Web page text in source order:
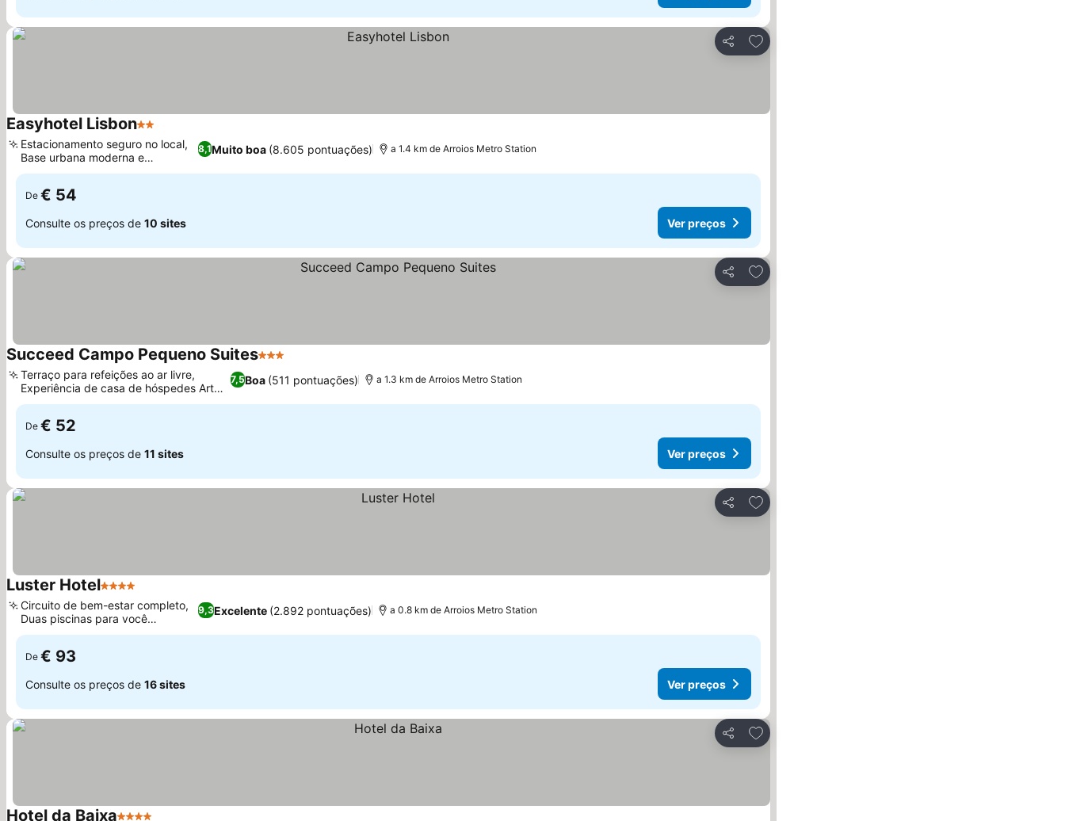
Partilhar
Adicionar aos favoritos
Easyhotel Lisbon2 Estrelas
8,1Muito boa (8.605 pontuações)
Estacionamento seguro no local,
Base urbana moderna e
minimalista
a 1.4 km de Arroios Metro Station
De € 54
Consulte os preços de 10 sites Ver preços
Partilhar
Adicionar aos favoritos
Succeed Campo Pequeno Suites3 Estrelas
7,5Boa (511 pontuações)
Terraço para refeições ao ar livre,
Experiência de casa de hóspedes Art
Déco
a 1.3 km de Arroios Metro Station
De € 52
Consulte os preços de 11 sites Ver preços
Partilhar
Adicionar aos favoritos
Luster Hotel4 Estrelas
9,3Excelente (2.892 pontuações)
Circuito de bem-estar completo,
Duas piscinas para você
aproveitar
a 0.8 km de Arroios Metro Station
De € 93
Consulte os preços de 16 sites Ver preços
Partilhar
Adicionar aos favoritos
Hotel da Baixa